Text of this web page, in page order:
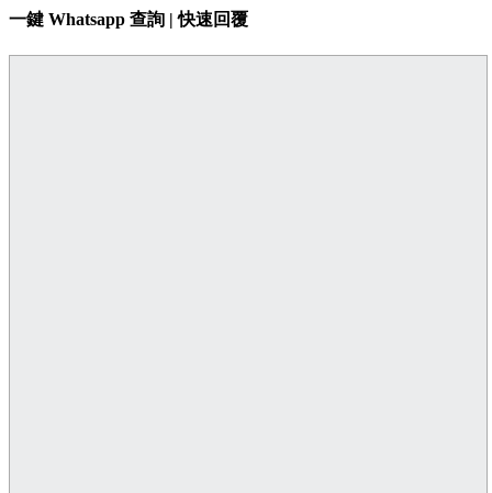
一鍵 Whatsapp 查詢 | 快速回覆